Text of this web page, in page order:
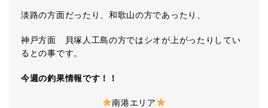
淡路の方面だったり、和歌山の方であったり、
神戸方面 貝塚人工島の方ではシオが上がったりしてい
るとの事です。
今週の釣果情報です！！
南港エリア